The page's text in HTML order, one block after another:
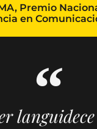
Premio
en